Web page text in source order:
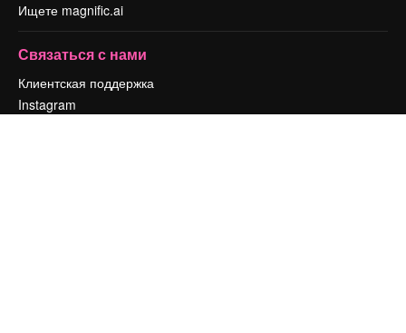
Ищете magnific.ai
Связаться с нами
Клиентская поддержка
Instagram